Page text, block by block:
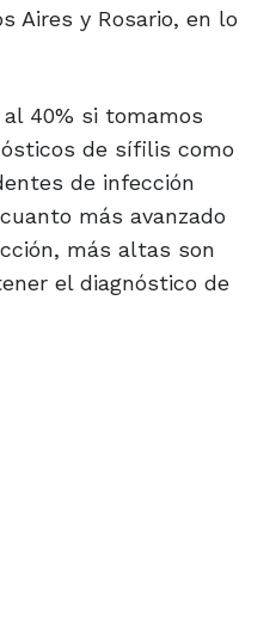
Aires y Rosario, en lo
40% si tomamos
de sífilis como
de infección
más avanzado
más altas son
el diagnóstico de